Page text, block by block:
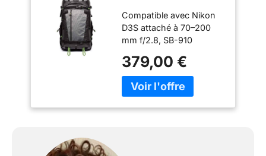
sans miroir Think
Tank MindShift Elite
45L
Compatible avec Nikon
D3S attaché à 70–200
mm f/2.8, SB-910
Macro, Sigma 35 mm
f/1.4 ART, 50 f/1.4, Filter
Nest Mini, 24–70 mm
379,00 €